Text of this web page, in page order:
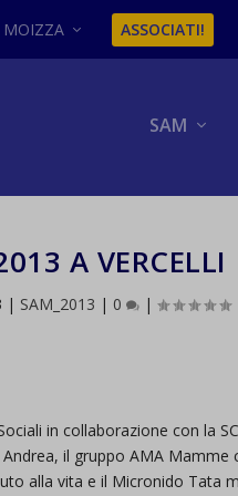
MOIZZA ASSOCIATI!
SAM
A VERCELLI
| SAM_2013 | 0 |
in collaborazione con la
Andrea, il gruppo AMA
alla vita e il Micronido Tata